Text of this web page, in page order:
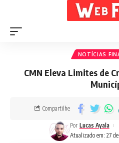
NOTÍCIAS
CMN Eleva Limites de
Atualizado em: 27
Por Lucas Ayala
Compartilhe